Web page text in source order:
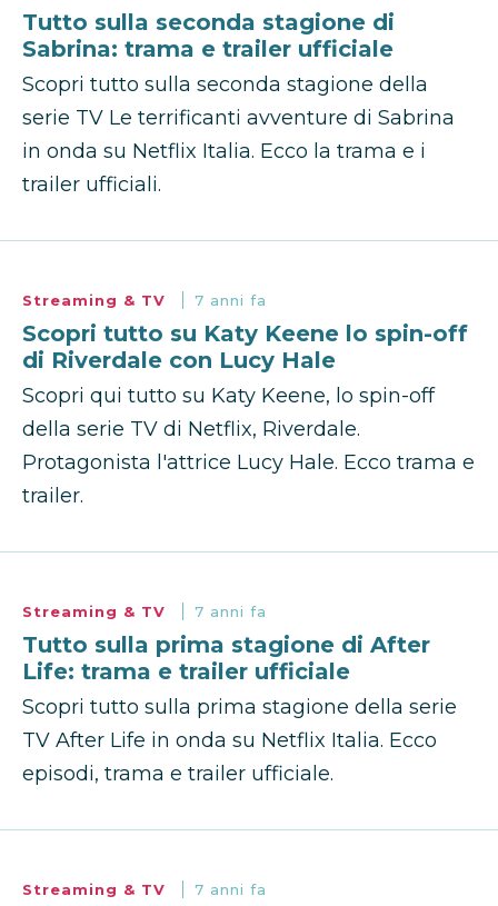
Tutto sulla seconda stagione di
Sabrina: trama e trailer ufficiale
Scopri tutto sulla seconda stagione della
serie TV Le terrificanti avventure di Sabrina
in onda su Netflix Italia. Ecco la trama e i
trailer ufficiali.
Streaming & TV 7 anni fa
Scopri tutto su Katy Keene lo spin-off
di Riverdale con Lucy Hale
Scopri qui tutto su Katy Keene, lo spin-off
della serie TV di Netflix, Riverdale.
Protagonista l'attrice Lucy Hale. Ecco trama e
trailer.
Streaming & TV 7 anni fa
Tutto sulla prima stagione di After
Life: trama e trailer ufficiale
Scopri tutto sulla prima stagione della serie
TV After Life in onda su Netflix Italia. Ecco
episodi, trama e trailer ufficiale.
Streaming & TV 7 anni fa